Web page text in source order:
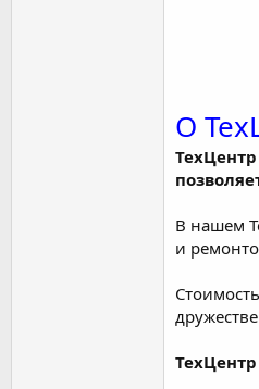
О
ТехЦентр
В нашем
и
ТехЦентр